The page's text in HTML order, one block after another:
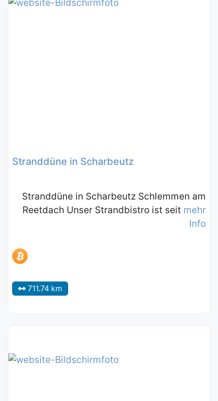
Stranddüne in Scharbeutz
Stranddüne in Scharbeutz Schlemmen am
Reetdach Unser Strandbistro ist seit mehr
Info
711.74 km